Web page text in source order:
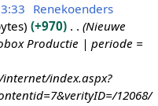
Renekoenders
+970
Nieuwe
Productie | periode =
index.aspx?
12068/